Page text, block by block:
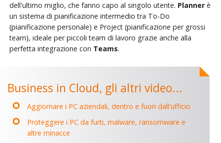
dell'ultimo miglio, che fanno capo al singolo utente. Plannerè
un sistema di pianificazione intermedio tra To-Do
(pianificazione personale) e Project (pianificazione per grossi
team), ideale per piccoli team di lavoro grazie anche alla
perfetta integrazione con Teams.
Business in Cloud, gli altri video...
Aggiornare i PC aziendali, dentro e fuori dall'ufficio
Proteggere i PC da furti, malware, ransomware e
altre minacce